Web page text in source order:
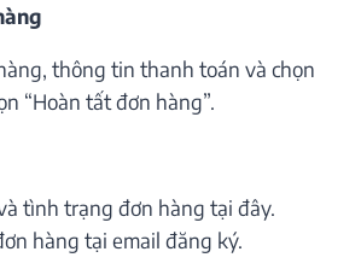
thông tin thanh toán và chọn
“Hoàn tất đơn hàng”.
tình trạng đơn hàng tại đây.
hàng tại email đăng ký.